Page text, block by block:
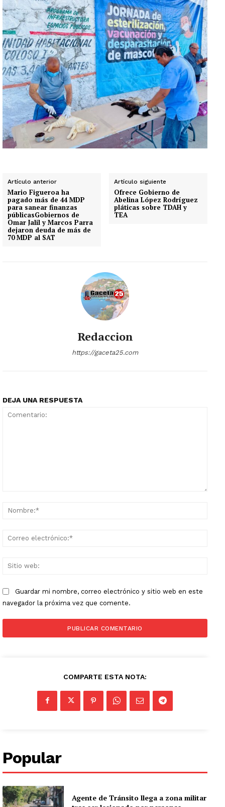
Artículo anterior
Mario Figueroa ha
pagado más de 44 MDP
para sanear finanzas
públicasGobiernos de
Omar Jalil y Marcos Parra
dejaron deuda de más de
70 MDP al SAT
Artículo siguiente
Ofrece Gobierno de
Abelina López Rodríguez
pláticas sobre TDAH y
TEA
Redaccion
https://gaceta25.com
DEJA UNA RESPUESTA
Guardar mi nombre, correo electrónico y sitio web en este
navegador la próxima vez que comente.
COMPARTE ESTA NOTA:
Popular
Agente de Tránsito llega a zona militar